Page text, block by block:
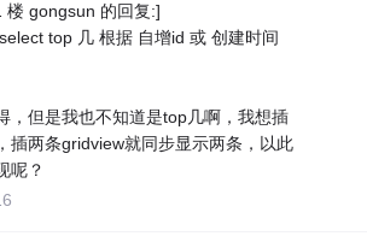
楼 gongsun 的回复:]
top 几 根据 自增id 或 创建时间
，但是我也不知道是top几啊，我想插
插两条gridview就同步显示两条，以此
呢？